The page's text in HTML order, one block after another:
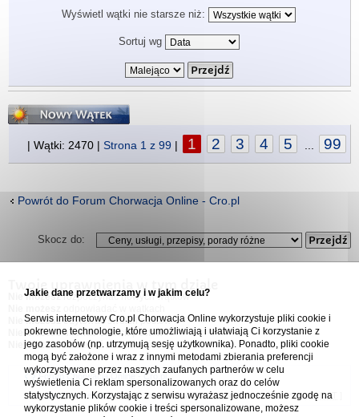
Wyświetl wątki nie starsze niż:
Sortuj wg
Napisz wątek
| Wątki: 2470 | Strona 1 z 99 | 1 2 3 4 5 99
Powrót do Forum Chorwacja Online - Cro.pl
Skocz do:
Twoje uprawnienia w tym dziale
Nie możeszrozpoczynać nowych wątków
Nie możeszedytować swoich postów
Nie możeszusuwać swoich postów
Nie możeszdodawać załączników
Forum Chorwacja Online - Cro.pl
Usuń ciasteczka• Strefa czasowa: UTC + 1 (Polska - czas zimowy) [ DST
Jakie dane przetwarzamy i w jakim celu?
Serwis internetowy Cro.pl Chorwacja Online wykorzystuje pliki cookie i
pokrewne technologie, które umożliwiają i ułatwiają Ci korzystanie z
jego zasobów (np. utrzymują sesję użytkownika). Ponadto, pliki cookie
mogą być założone i wraz z innymi metodami zbierania preferencji
wykorzystywane przez naszych zaufanych partnerów w celu
wyświetlenia Ci reklam spersonalizowanych oraz do celów
statystycznych. Korzystając z serwisu wyrażasz jednocześnie zgodę na
wykorzystanie plików cookie i treści spersonalizowane, możesz